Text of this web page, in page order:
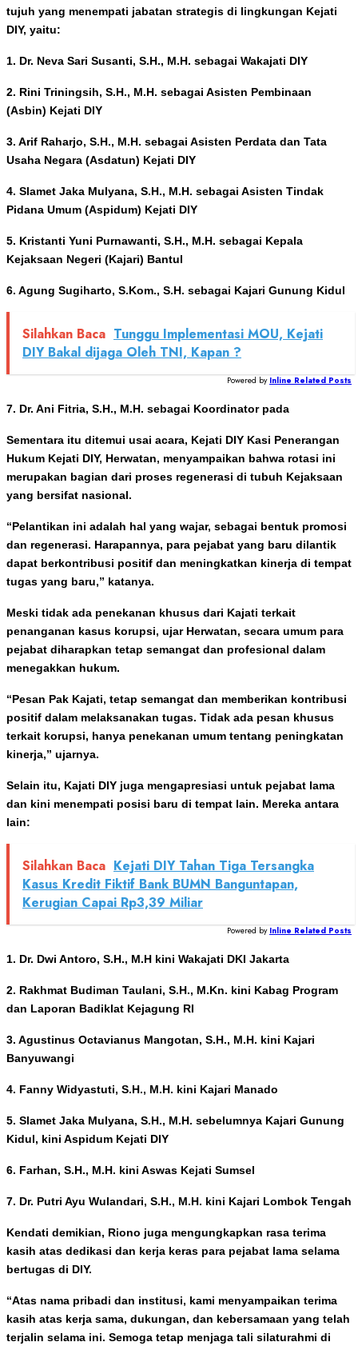
tujuh yang menempati jabatan strategis di lingkungan Kejati
DIY, yaitu:
1. Dr. Neva Sari Susanti, S.H., M.H. sebagai Wakajati DIY
2. Rini Triningsih, S.H., M.H. sebagai Asisten Pembinaan
(Asbin) Kejati DIY
3. Arif Raharjo, S.H., M.H. sebagai Asisten Perdata dan Tata
Usaha Negara (Asdatun) Kejati DIY
4. Slamet Jaka Mulyana, S.H., M.H. sebagai Asisten Tindak
Pidana Umum (Aspidum) Kejati DIY
5. Kristanti Yuni Purnawanti, S.H., M.H. sebagai Kepala
Kejaksaan Negeri (Kajari) Bantul
6. Agung Sugiharto, S.Kom., S.H. sebagai Kajari Gunung Kidul
Silahkan Baca Tunggu Implementasi MOU, Kejati
DIY Bakal dijaga Oleh TNI, Kapan ?
Powered by Inline Related Posts
7. Dr. Ani Fitria, S.H., M.H. sebagai Koordinator pada
Sementara itu ditemui usai acara, Kejati DIY Kasi Penerangan
Hukum Kejati DIY, Herwatan, menyampaikan bahwa rotasi ini
merupakan bagian dari proses regenerasi di tubuh Kejaksaan
yang bersifat nasional.
“Pelantikan ini adalah hal yang wajar, sebagai bentuk promosi
dan regenerasi. Harapannya, para pejabat yang baru dilantik
dapat berkontribusi positif dan meningkatkan kinerja di tempat
tugas yang baru,” katanya.
Meski tidak ada penekanan khusus dari Kajati terkait
penanganan kasus korupsi, ujar Herwatan, secara umum para
pejabat diharapkan tetap semangat dan profesional dalam
menegakkan hukum.
“Pesan Pak Kajati, tetap semangat dan memberikan kontribusi
positif dalam melaksanakan tugas. Tidak ada pesan khusus
terkait korupsi, hanya penekanan umum tentang peningkatan
kinerja,” ujarnya.
Selain itu, Kajati DIY juga mengapresiasi untuk pejabat lama
dan kini menempati posisi baru di tempat lain. Mereka antara
lain:
Silahkan Baca Kejati DIY Tahan Tiga Tersangka
Kasus Kredit Fiktif Bank BUMN Banguntapan,
Kerugian Capai Rp3,39 Miliar
Powered by Inline Related Posts
1. Dr. Dwi Antoro, S.H., M.H kini Wakajati DKI Jakarta
2. Rakhmat Budiman Taulani, S.H., M.Kn. kini Kabag Program
dan Laporan Badiklat Kejagung RI
3. Agustinus Octavianus Mangotan, S.H., M.H. kini Kajari
Banyuwangi
4. Fanny Widyastuti, S.H., M.H. kini Kajari Manado
5. Slamet Jaka Mulyana, S.H., M.H. sebelumnya Kajari Gunung
Kidul, kini Aspidum Kejati DIY
6. Farhan, S.H., M.H. kini Aswas Kejati Sumsel
7. Dr. Putri Ayu Wulandari, S.H., M.H. kini Kajari Lombok Tengah
Kendati demikian, Riono juga mengungkapkan rasa terima
kasih atas dedikasi dan kerja keras para pejabat lama selama
bertugas di DIY.
“Atas nama pribadi dan institusi, kami menyampaikan terima
kasih atas kerja sama, dukungan, dan kebersamaan yang telah
terjalin selama ini. Semoga tetap menjaga tali silaturahmi di